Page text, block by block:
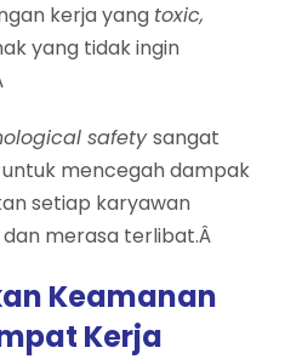
kerja yang toxic,
yang tidak ingin
safetysangat
mencegah dampak
setiap karyawan
merasa terlibat.Â
Keamanan
Kerja